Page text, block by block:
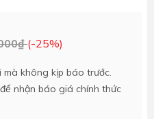
(-25%)
mà không kịp báo trước.
để nhận báo giá chính thức